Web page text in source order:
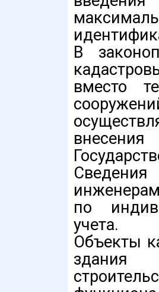
В
вместо
по
учета.
Объекты
здания